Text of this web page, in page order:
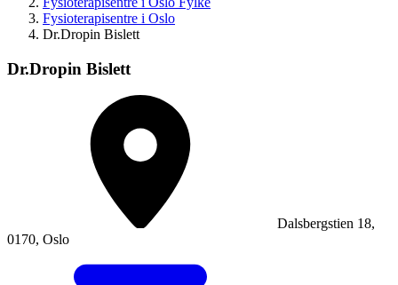
Fysioterapisentre i Oslo
Dr.Dropin Bislett
Dr.Dropin Bislett
Dalsbergstien 18,
0170, Oslo